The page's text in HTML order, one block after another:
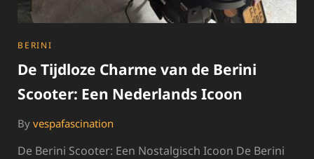
CATEGORIES
BERINI
De Tijdloze Charme van de Berini
Scooter: Een Nederlands Icoon
By vespafascination
De Berini Scooter: Een Nostalgisch Icoon De Berini